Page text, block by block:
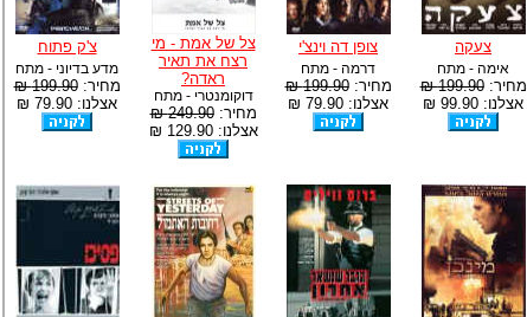
צעקה
אימה - מתח
מחיר:199.90 ₪
אצלנו: 99.90 ₪
צופן דה וינצ'י
דרמה - מתח
מחיר:199.90 ₪
אצלנו: 79.90 ₪
צל של אמת - מי
רצח את תאיר
ראדה?
דוקומנטרי - מתח
מחיר:249.90 ₪
אצלנו: 129.90 ₪
צ'ק פתוח
מדע בדיוני - מתח
מחיר:199.90 ₪
אצלנו: 79.90 ₪